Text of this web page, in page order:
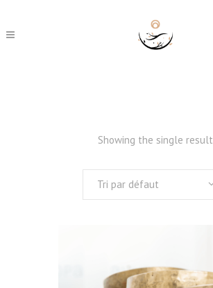
Showing the single result
Tri par défaut